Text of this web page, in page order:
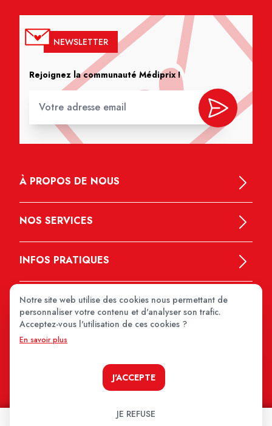
NEWSLETTER
Rejoignez la communauté Médiprix !
À PROPOS DE NOUS
NOS SERVICES
INFOS PRATIQUES
Notre site web utilise des cookies nous permettant de
personnaliser votre contenu et d'analyser son trafic.
Acceptez-vous l'utilisation de ces cookies ?
En savoir plus
J'ACCEPTE
JE REFUSE